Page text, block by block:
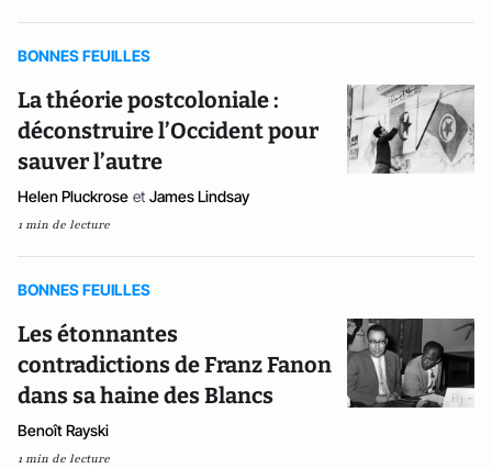
BONNES FEUILLES
La théorie postcoloniale :
déconstruire l’Occident pour
sauver l’autre
Helen Pluckrose et James Lindsay
1 min de lecture
BONNES FEUILLES
Les étonnantes
contradictions de Franz Fanon
dans sa haine des Blancs
Benoît Rayski
1 min de lecture